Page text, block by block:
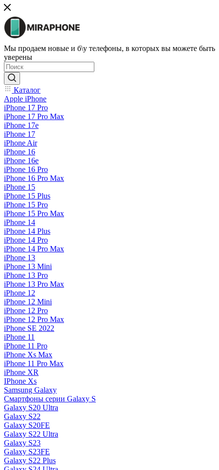
Мы продаем новые и б\у телефоны, в которых вы можете быть
уверены
Каталог
Apple iPhone
iPhone 17 Pro
iPhone 17 Pro Max
iPhone 17e
iPhone 17
iPhone Air
iPhone 16
iPhone 16e
iPhone 16 Pro
iPhone 16 Pro Max
iPhone 15
iPhone 15 Plus
iPhone 15 Pro
iPhone 15 Pro Max
iPhone 14
iPhone 14 Plus
iPhone 14 Pro
iPhone 14 Pro Max
iPhone 13
iPhone 13 Mini
iPhone 13 Pro
iPhone 13 Pro Max
iPhone 12
iPhone 12 Mini
iPhone 12 Pro
iPhone 12 Pro Max
iPhone SE 2022
iPhone 11
iPhone 11 Pro
iPhone Xs Max
iPhone 11 Pro Max
iPhone XR
IPhone Xs
Samsung Galaxy
Смартфоны серии Galaxy S
Galaxy S20 Ultra
Galaxy S22
Galaxy S20FE
Galaxy S22 Ultra
Galaxy S23
Galaxy S23FE
Galaxy S22 Plus